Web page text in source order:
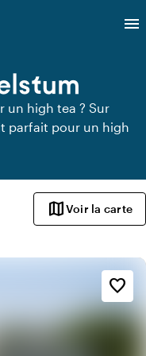
menu
un high tea ? Sur
parfait pour un high
mapVoir la carte
favorite_border
Ambiance
info
Botanique